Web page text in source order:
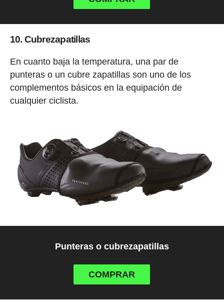
10. Cubrezapatillas
En cuanto baja la temperatura, una par de
punteras o un cubre zapatillas son uno de los
complementos básicos en la equipación de
cualquier ciclista.
Punteras o cubrezapatillas
COMPRAR